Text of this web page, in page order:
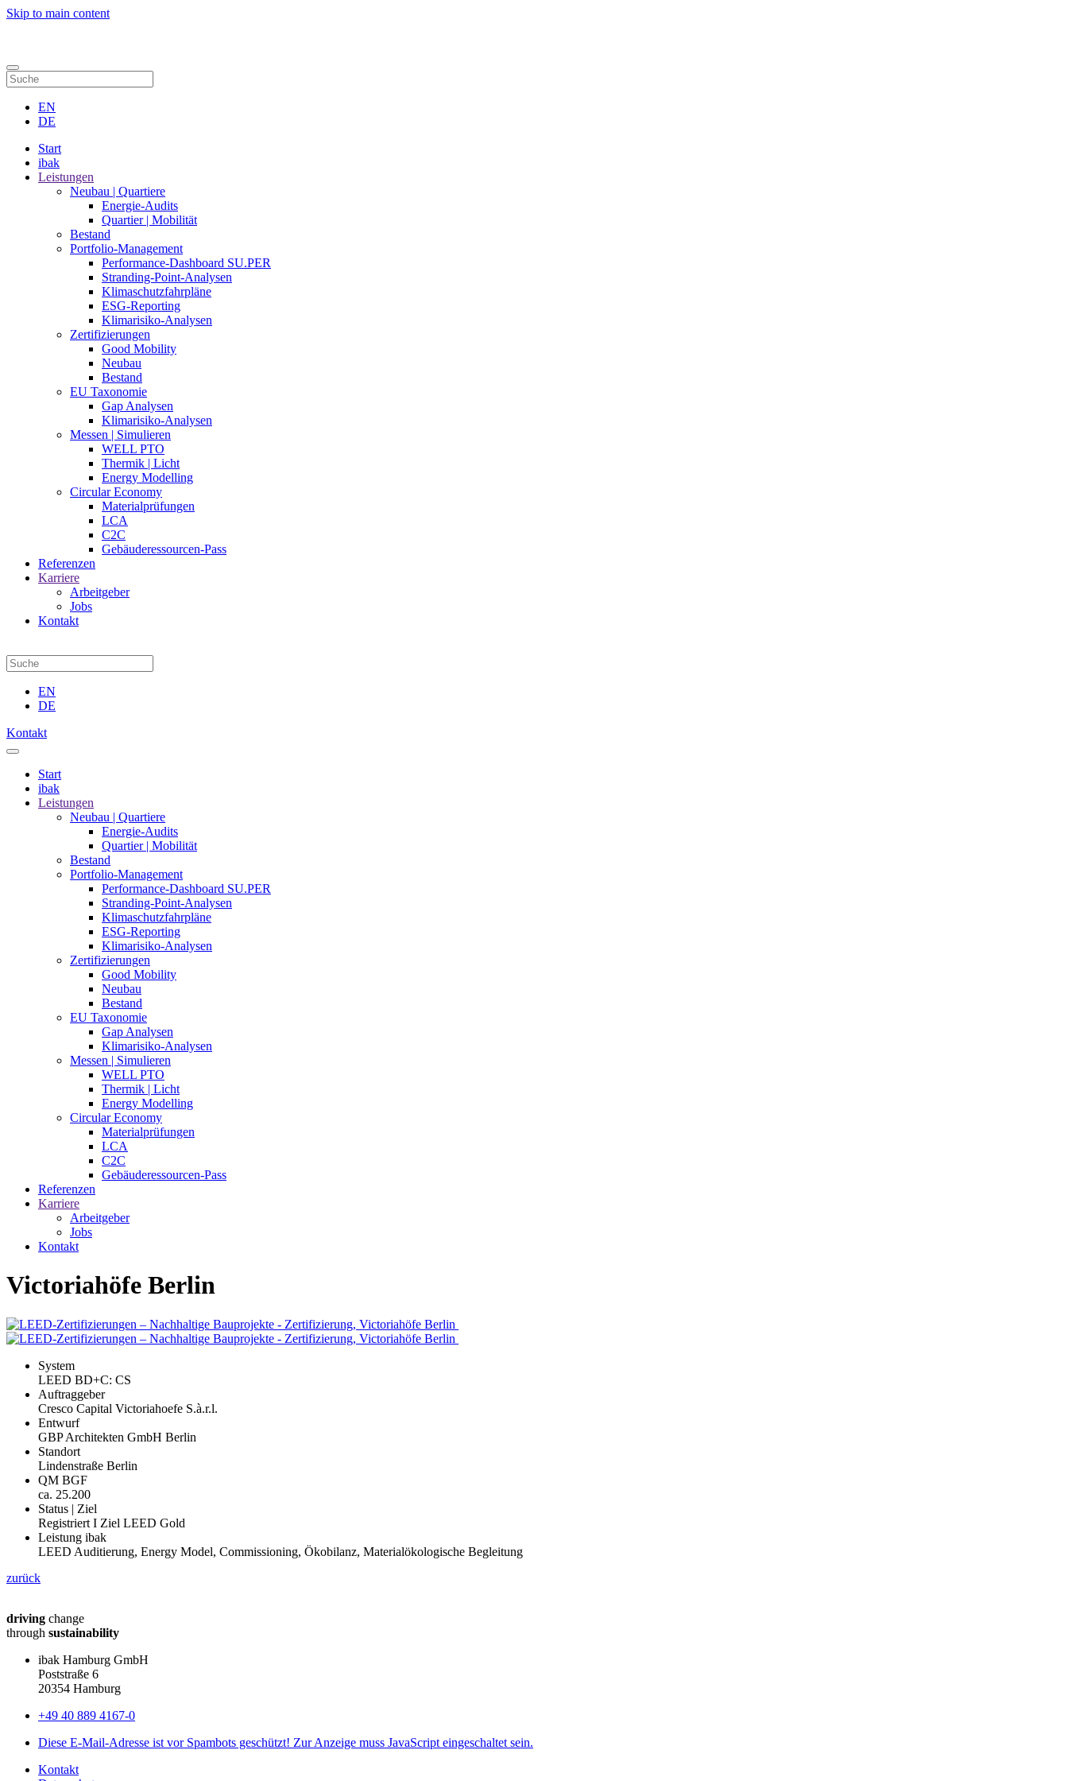
Skip to main content
EN
DE
Start
ibak
Leistungen
Neubau | Quartiere
Energie-Audits
Quartier | Mobilität
Bestand
Portfolio-Management
Performance-Dashboard SU.PER
Stranding-Point-Analysen
Klimaschutzfahrpläne
ESG-Reporting
Klimarisiko-Analysen
Zertifizierungen
Good Mobility
Neubau
Bestand
EU Taxonomie
Gap Analysen
Klimarisiko-Analysen
Messen | Simulieren
WELL PTO
Thermik | Licht
Energy Modelling
Circular Economy
Materialprüfungen
LCA
C2C
Gebäuderessourcen-Pass
Referenzen
Karriere
Arbeitgeber
Jobs
Kontakt
EN
DE
Kontakt
Start
ibak
Leistungen
Neubau | Quartiere
Energie-Audits
Quartier | Mobilität
Bestand
Portfolio-Management
Performance-Dashboard SU.PER
Stranding-Point-Analysen
Klimaschutzfahrpläne
ESG-Reporting
Klimarisiko-Analysen
Zertifizierungen
Good Mobility
Neubau
Bestand
EU Taxonomie
Gap Analysen
Klimarisiko-Analysen
Messen | Simulieren
WELL PTO
Thermik | Licht
Energy Modelling
Circular Economy
Materialprüfungen
LCA
C2C
Gebäuderessourcen-Pass
Referenzen
Karriere
Arbeitgeber
Jobs
Kontakt
Victoriahöfe Berlin
System
LEED BD+C: CS
Auftraggeber
Cresco Capital Victoriahoefe S.à.r.l.
Entwurf
GBP Architekten GmbH Berlin
Standort
Lindenstraße Berlin
QM BGF
ca. 25.200
Status | Ziel
Registriert I Ziel LEED Gold
Leistung ibak
LEED Auditierung, Energy Model, Commissioning, Ökobilanz, Materialökologische Begleitung
zurück
driving change
through sustainability
ibak Hamburg GmbH
Poststraße 6
20354 Hamburg
+49 40 889 4167-0
Diese E-Mail-Adresse ist vor Spambots geschützt! Zur Anzeige muss JavaScript eingeschaltet sein.
Kontakt